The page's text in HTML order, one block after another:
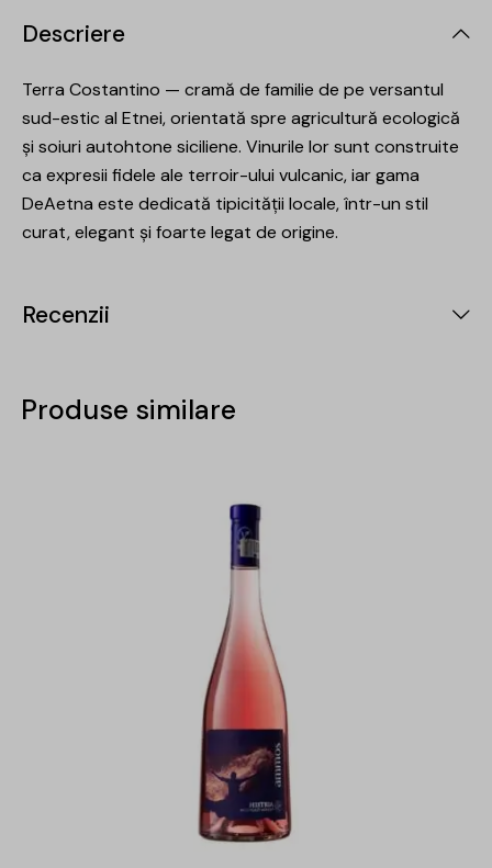
Descriere
Terra Costantino — cramă de familie de pe versantul
sud-estic al Etnei, orientată spre agricultură ecologică
și soiuri autohtone siciliene. Vinurile lor sunt construite
ca expresii fidele ale terroir-ului vulcanic, iar gama
DeAetna este dedicată tipicității locale, într-un stil
curat, elegant și foarte legat de origine.
Recenzii
Produse similare